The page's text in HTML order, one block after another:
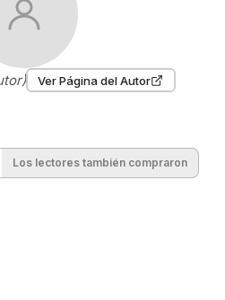
Ver Página del Autor
Los lectores también compraron